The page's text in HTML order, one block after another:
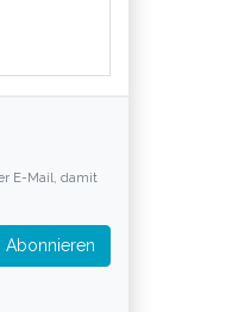
E-Mail, damit
Abonnieren